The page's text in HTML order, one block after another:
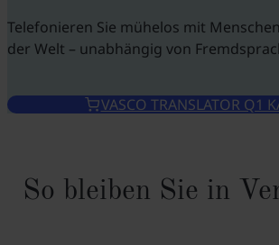
Telefonieren Sie mühelos mit
der Welt – unabhängig von
VASCO TRANSLATOR Q1
So bleiben Sie in